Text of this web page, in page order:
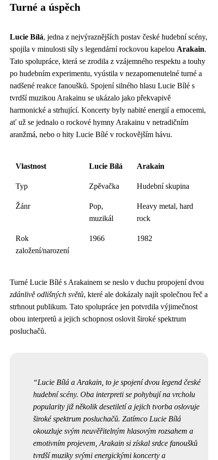
Turné a úspěch
Lucie Bílá, jedna z nejvýraznějších postav české hudební scény,
spojila v minulosti síly s legendární rockovou kapelou Arakain.
Tato spolupráce, která se zrodila z vzájemného respektu a touhy
po hudebním experimentu, vyústila v nezapomenutelné turné a
nadšené reakce fanoušků. Spojení silného hlasu Lucie Bílé s
tvrdší muzikou Arakainu se ukázalo jako překvapivě
harmonické a strhující. Koncerty byly nabité energií a emocemi,
ať už se jednalo o rockové hymny Arakainu v netradičním
aranžmá, nebo o hity Lucie Bílé v rockovějším hávu.
Vlastnost Lucie Bílá Arakain
Typ Zpěvačka Hudební skupina
Žánr
Pop,
muzikál
Heavy metal, hard
rock
Rok
založení/narození
1966 1982
Turné Lucie Bílé s Arakainem se neslo v duchu propojení dvou
zdánlivě odlišných světů, které ale dokázaly najít společnou řeč a
strhnout publikum. Tato spolupráce jen potvrdila výjimečnost
obou interpretů a jejich schopnost oslovit široké spektrum
posluchačů.
Lucie Bílá a Arakain, to je spojení dvou legend české
hudební scény. Oba interpreti se pohybují na vrcholu
popularity již několik desetiletí a jejich tvorba oslovuje
široké spektrum posluchačů. Zatímco Lucie Bílá
okouzluje svým neuvěřitelným hlasovým rozsahem a
emotivním projevem, Arakain si získal srdce fanoušků
tvrdší muziky svými energickými koncerty a